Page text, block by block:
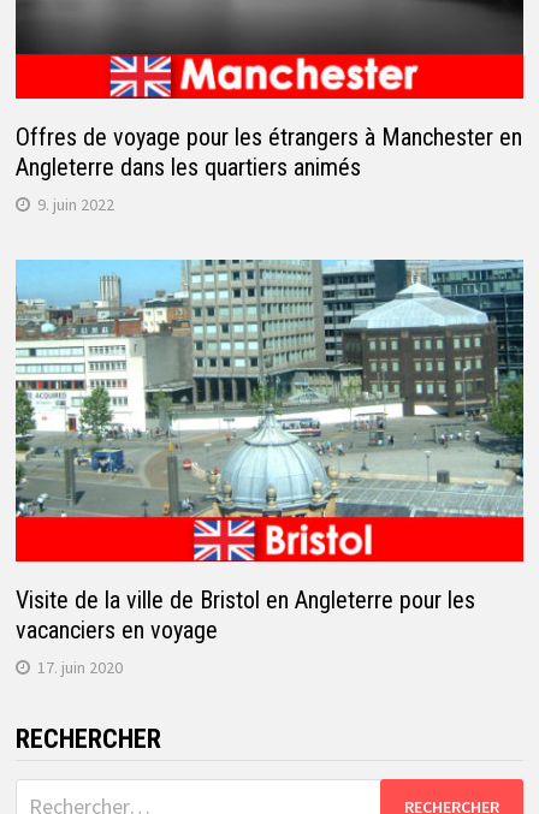
Offres de voyage pour les étrangers à Manchester en
Angleterre dans les quartiers animés
9. juin 2022
Visite de la ville de Bristol en Angleterre pour les
vacanciers en voyage
17. juin 2020
RECHERCHER
Rechercher :